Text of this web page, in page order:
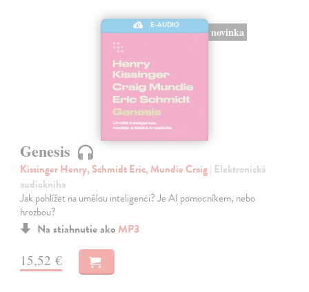
E-AUDIO
novinka
Genesis
Kissinger Henry, Schmidt Eric, Mundie Craig| Elektronická
audiokniha
Jak pohlížet na umělou inteligenci? Je AI pomocníkem, nebo
hrozbou?
Na stiahnutie ako MP3
15,52 €